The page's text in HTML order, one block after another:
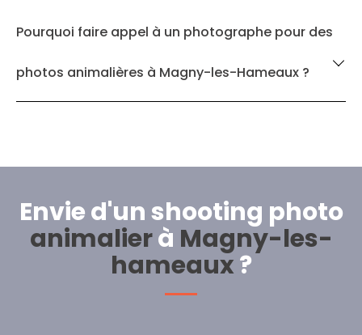
Pourquoi faire appel à un photographe pour des
photos animalières à Magny-les-Hameaux ?
Envie d'un shooting photo
animalierà Magny-les-
hameaux?